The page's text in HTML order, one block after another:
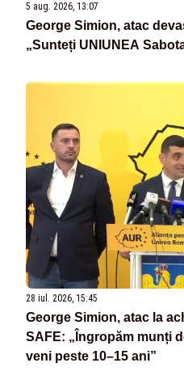
5 aug. 2026, 13:07
George Simion, atac
„Sunteți UNIUNEA
28 iul. 2026, 15:45
George Simion, atac la
SAFE: „Îngropăm munți
veni peste 10–15 ani”